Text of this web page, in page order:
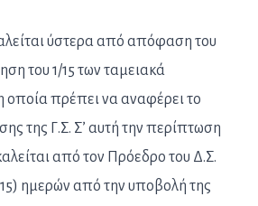
ύστερα από απόφαση του
του 1/15 των ταμειακά
οποία πρέπει να αναφέρει το
της Γ.Σ. Σ’ αυτή την περίπτωση
από τον Πρόεδρο του Δ.Σ.
ημερών από την υποβολή της